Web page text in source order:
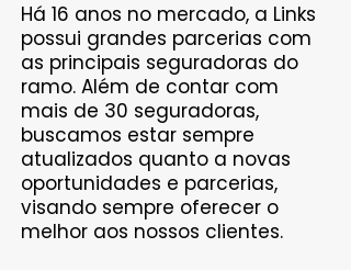
Há 16 anos no mercado, a Links
possui grandes parcerias com
as principais seguradoras do
ramo. Além de contar com
mais de 30 seguradoras,
buscamos estar sempre
atualizados quanto a novas
oportunidades e parcerias,
visando sempre oferecer o
melhor aos nossos clientes.